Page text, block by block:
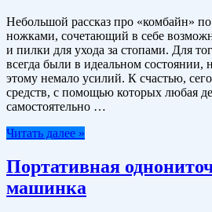
Небольшой рассказ про «комбайн»
ножками, сочетающий в себе
и пилки для ухода за стопами. Для
всегда были в идеальном состоянии,
этому немало усилий. К счастью,
средств, с помощью которых любая
самостоятельно …
Читать далее »
Портативная
машинка